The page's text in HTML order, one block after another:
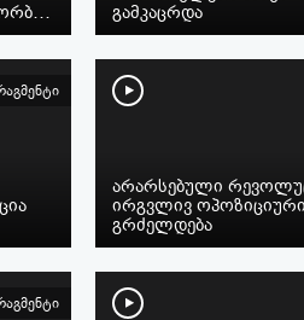
გამკაცრდა
არარსებული
ირგვლივ
გრძელდება